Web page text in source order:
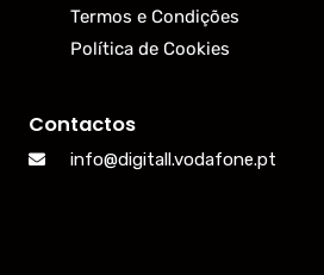
Termos e Condições
Política de Cookies
Contactos
info@digitall.vodafone.pt